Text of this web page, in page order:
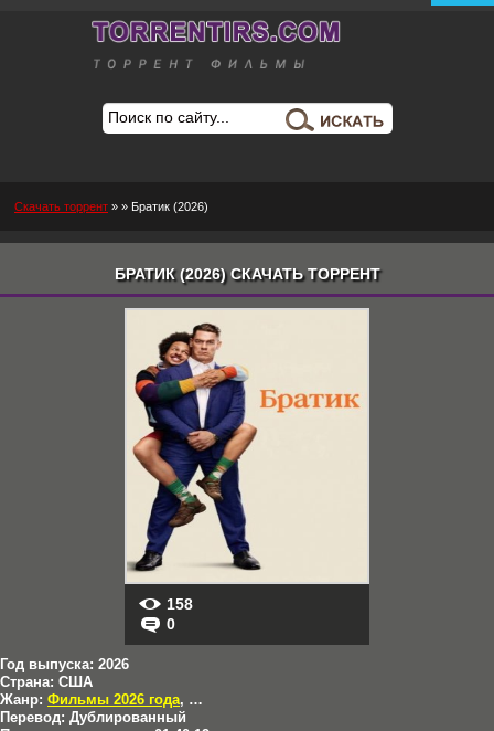
Скачать торрент » » Братик (2026)
БРАТИК (2026) СКАЧАТЬ ТОРРЕНТ
158
0
Год выпуска: 2026
Страна: США
Жанр: Фильмы 2026 года, Комедии
Перевод: Дублированный